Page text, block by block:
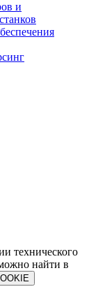
и
технического
найти в